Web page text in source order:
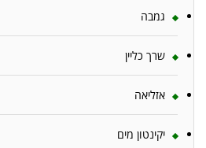
גמבה
שרך כליין
אזליאה
יקינטון מים